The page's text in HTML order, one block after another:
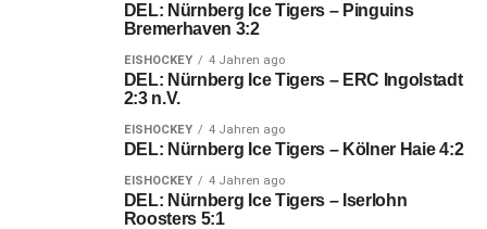
DEL: Nürnberg Ice Tigers – Pinguins
Bremerhaven 3:2
EISHOCKEY 4 Jahren ago
DEL: Nürnberg Ice Tigers – ERC Ingolstadt
2:3 n.V.
EISHOCKEY 4 Jahren ago
DEL: Nürnberg Ice Tigers – Kölner Haie 4:2
EISHOCKEY 4 Jahren ago
DEL: Nürnberg Ice Tigers – Iserlohn
Roosters 5:1